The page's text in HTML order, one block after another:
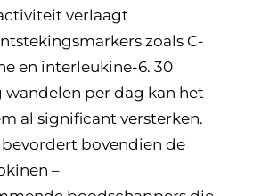
verlaagt
zoals C-
en interleukine-6. 30
per dag kan het
al significant versterken.
bovendien de
–